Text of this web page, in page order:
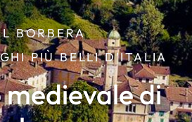
BORBERA
PIÙ BELLI D'ITALIA
di